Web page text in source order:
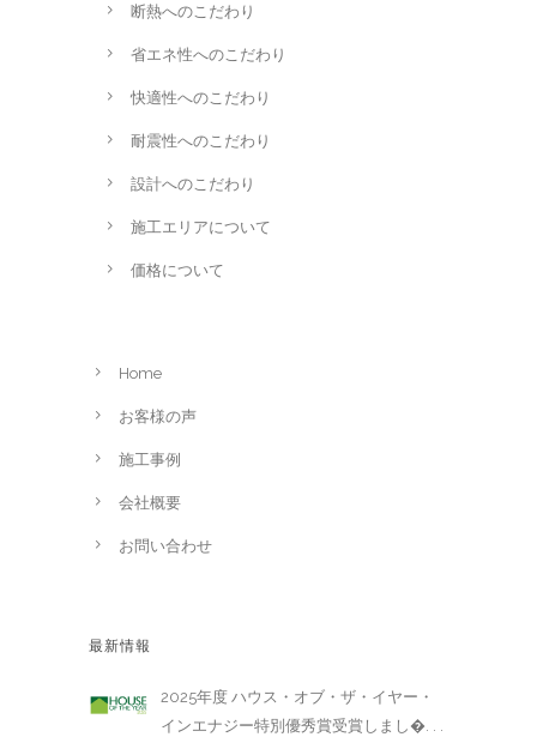
断熱へのこだわり
省エネ性へのこだわり
快適性へのこだわり
耐震性へのこだわり
設計へのこだわり
施工エリアについて
価格について
Home
お客様の声
施工事例
会社概要
お問い合わせ
最新情報
2025年度 ハウス・オブ・ザ・イヤー・
インエナジー特別優秀賞受賞しまし�. . .